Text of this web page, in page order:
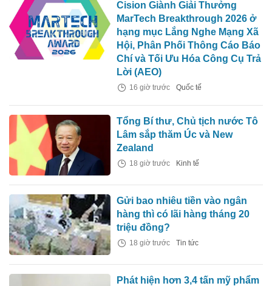
Cision Giành Giải Thưởng
MarTech Breakthrough 2026 ở
hạng mục Lắng Nghe Mạng Xã
Hội, Phân Phối Thông Cáo Báo
Chí và Tối Ưu Hóa Công Cụ Trả
Lời (AEO)
16 giờ trước Quốc tế
Tổng Bí thư, Chủ tịch nước Tô
Lâm sắp thăm Úc và New
Zealand
18 giờ trước Kinh tế
Gửi bao nhiêu tiền vào ngân
hàng thì có lãi hàng tháng 20
triệu đồng?
18 giờ trước Tin tức
Phát hiện hơn 3,4 tấn mỹ phẩm